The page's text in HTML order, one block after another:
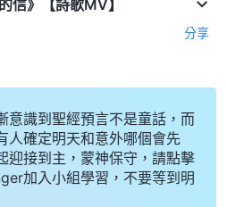
信》【詩歌MV】
分享
意識到聖經預言不是童話，而
人確定明天和意外哪個會先
迎接到主，蒙神保守，請點擊
加入小組學習，不要等到明